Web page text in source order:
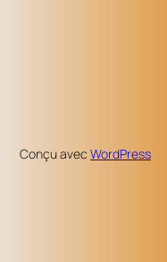
Conçu avec WordPress